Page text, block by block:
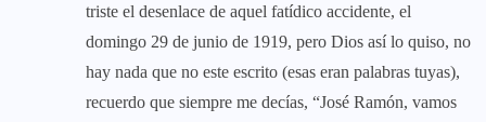
triste el desenlace de aquel fatídico accidente, el
domingo 29 de junio de 1919, pero Dios así lo quiso, no
hay nada que no este escrito (esas eran palabras tuyas),
recuerdo que siempre me decías, “José Ramón, vamos